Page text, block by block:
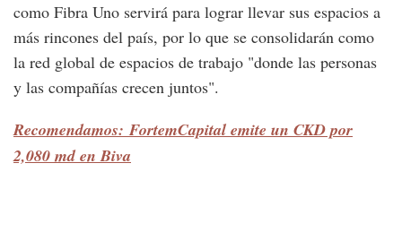
como Fibra Uno servirá para lograr llevar sus espacios a
más rincones del país, por lo que se consolidarán como
la red global de espacios de trabajo "donde las personas
y las compañías crecen juntos".
Recomendamos: FortemCapital emite un CKD por
2,080 md en Biva